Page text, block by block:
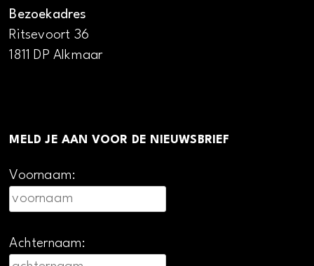
Bezoekadres
Ritsevoort 36
1811 DP Alkmaar
MELD JE AAN VOOR DE NIEUWSBRIEF
Voornaam:
Achternaam: